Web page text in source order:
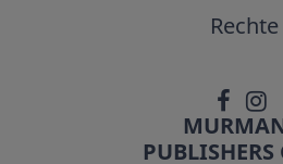
Rechte